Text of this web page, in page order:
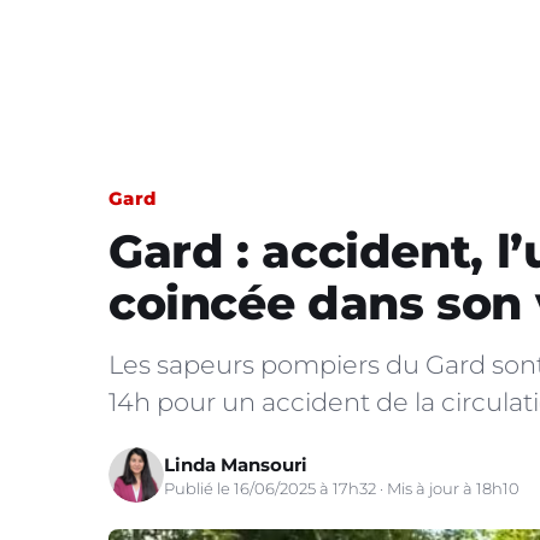
Gard
Gard : accident,
coincée dans
Les sapeurs pompiers du Gard
14h pour un accident de la
Linda Mansouri
Publié le 16/06/2025 à 17h32 · Mis à jour à 18h10